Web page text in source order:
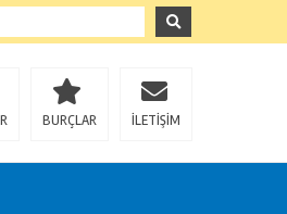
BURÇLAR İLETİŞİM